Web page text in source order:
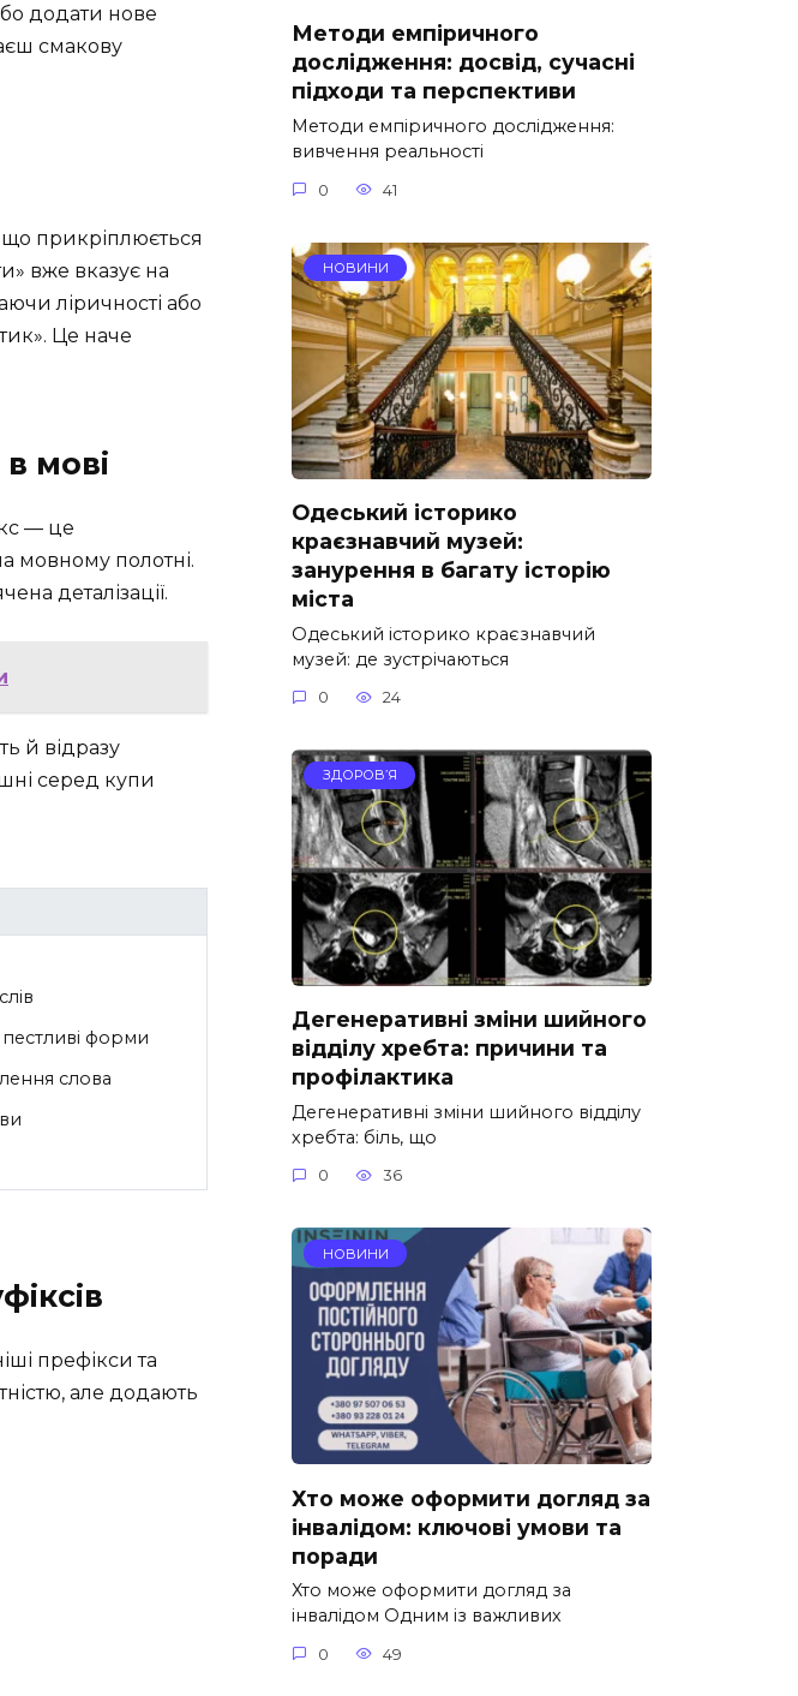
додати нове
смакову
прикріплюється
вже вказує на
ліричності або
Це наче
мові
— це
мовному полотні.
деталізації.
й відразу
серед купи
форми
слова
префікси та
але додають
Методи емпіричного
дослідження: досвід, сучасні
підходи та перспективи
Методи емпіричного дослідження:
вивчення реальності
0 41
НОВИНИ
Одеський історико
краєзнавчий музей:
занурення в багату історію
міста
Одеський історико краєзнавчий
музей: де зустрічаються
0 24
ЗДОРОВ’Я
Дегенеративні зміни шийного
відділу хребта: причини та
профілактика
Дегенеративні зміни шийного відділу
хребта: біль, що
0 36
НОВИНИ
Хто може оформити догляд за
інвалідом: ключові умови та
поради
Хто може оформити догляд за
інвалідом Одним із важливих
0 49